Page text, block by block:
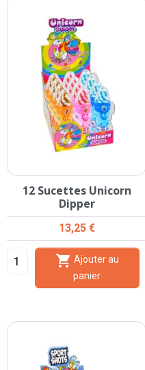
12 Sucettes Unicorn
Dipper
Prix
13,25 €

panier